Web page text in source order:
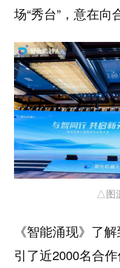
场“秀台”，意在向
△图
《智能涌现》了
引了近2000名合